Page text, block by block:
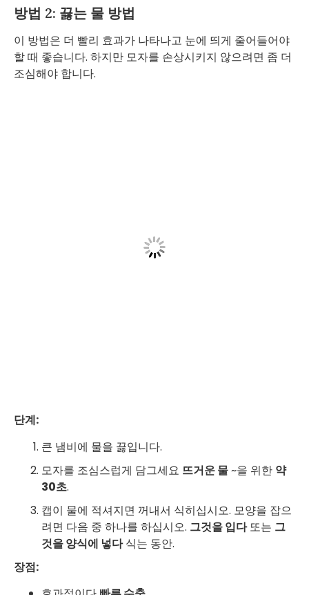
방법 2: 끓는 물 방법
이 방법은 더 빨리 효과가 나타나고 눈에 띄게 줄어들어야
할 때 좋습니다. 하지만 모자를 손상시키지 않으려면 좀 더
조심해야 합니다.
단계:
큰 냄비에 물을 끓입니다.
모자를 조심스럽게 담그세요 뜨거운 물~을 위한 약
30초.
캡이 물에 적셔지면 꺼내서 식히십시오. 모양을 잡으
려면 다음 중 하나를 하십시오. 그것을 입다또는 그
것을 양식에 넣다식는 동안.
장점: